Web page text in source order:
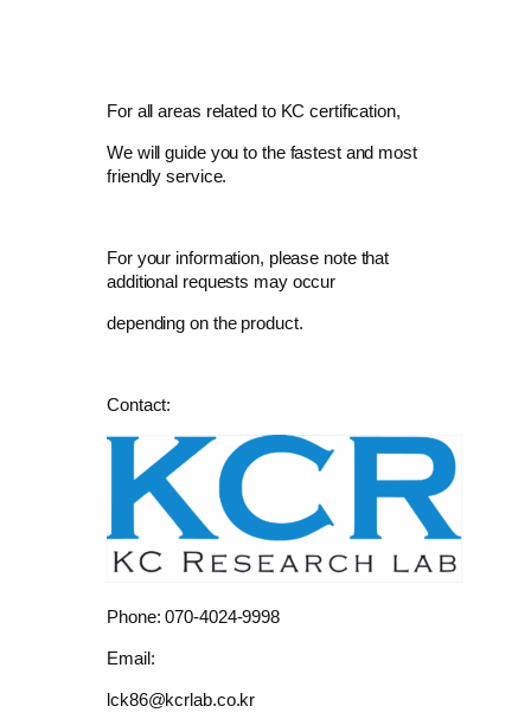
For all areas related to KC certification,
We will guide you to the fastest and most
friendly service.
For your information, please note that
additional requests may occur
depending on the product.
Contact:
Phone: 070-4024-9998
Email:
lck86@kcrlab.co.kr